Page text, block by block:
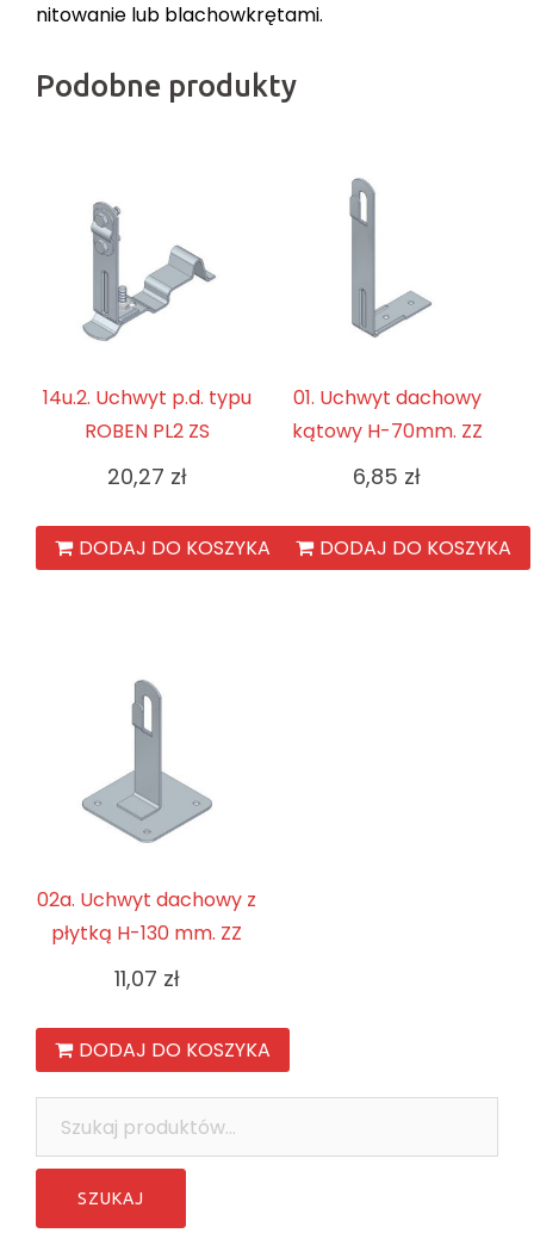
nitowanie lub blachowkrętami.
Podobne produkty
14u.2. Uchwyt p.d. typu
ROBEN PL2 ZS
20,27 zł
DODAJ DO KOSZYKA
01. Uchwyt dachowy
kątowy H-70mm. ZZ
6,85 zł
DODAJ DO KOSZYKA
02a. Uchwyt dachowy z
płytką H-130 mm. ZZ
11,07 zł
DODAJ DO KOSZYKA